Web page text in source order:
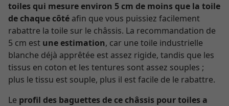
toiles qui mesure environ 5 cm de moins que la toile
de chaque côté afin que vous puissiez facilement
rabattre la toile sur le châssis. La recommandation de
5 cm est une estimation, car une toile industrielle
blanche déjà apprêtée est assez rigide, tandis que les
tissus en coton et les tentures sont assez souples ;
plus le tissu est souple, plus il est facile de le rabattre.
Le profil des baguettes de ce châssis pour toiles a